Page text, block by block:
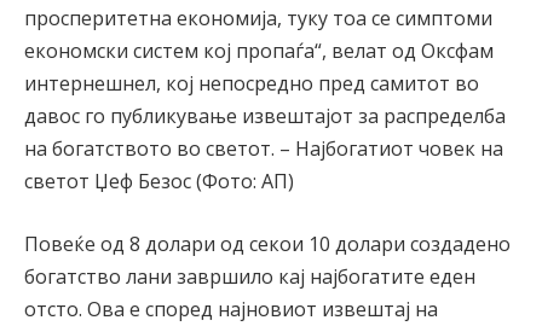
просперитетна економија, туку тоа се симптоми
економски систем кој пропаѓа“, велат од Оксфам
интернешнел, кој непосредно пред самитот во
давос го публикување извештајот за распределба
на богатството во светот. – Најбогатиот човек на
светот Џеф Безос (Фото: АП)
Повеќе од 8 долари од секои 10 долари создадено
богатство лани завршило кај најбогатите еден
отсто. Ова е според најновиот извештај на